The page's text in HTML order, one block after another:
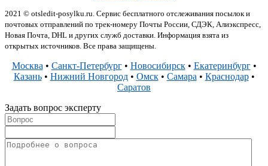
2021 © otsledit-posylku.ru. Сервис бесплатного отслеживания посылок и
почтовых отправлений по трек-номеру Почты России, СДЭК, Алиэкспресс,
Новая Почта, DHL и других служб доставки. Информация взята из
открытых источников. Все права защищены.
Москва • Санкт-Петербург• Новосибирск• Екатеринбург•
Казань• Нижний Новгород• Омск• Самара • Краснодар•
Саратов
Задать вопрос эксперту